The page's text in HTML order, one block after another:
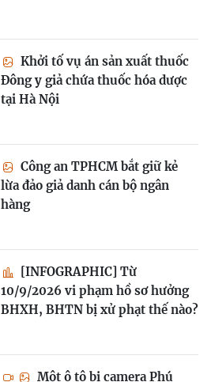
Khởi tố vụ án sản xuất thuốc
Đông y giả chứa thuốc hóa dược
tại Hà Nội
Công an TPHCM bắt giữ kẻ
lừa đảo giả danh cán bộ ngân
hàng
[INFOGRAPHIC] Từ
10/9/2026 vi phạm hồ sơ hưởng
BHXH, BHTN bị xử phạt thế nào?
Một ô tô bị camera Phú